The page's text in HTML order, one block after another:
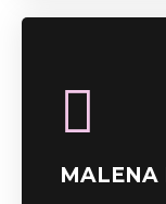
MALENA